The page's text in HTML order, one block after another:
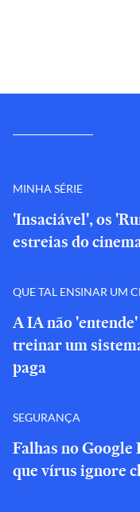
MINHA SÉRIE
'Insaciável', os
estreias do
QUE TAL ENSINAR UM
A IA não
treinar um
paga
SEGURANÇA
Falhas no
que vírus ignore